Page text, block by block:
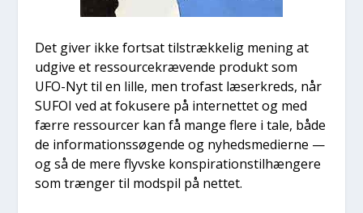
Det giver ikke fort­sat til­stræk­ke­lig mening at
udgi­ve et res­sour­ce­kræ­ven­de pro­dukt som
UFO-Nyt til en lil­le, men tro­fast læser­kreds, når
SUFOI ved at foku­se­re på inter­net­tet og med
fær­re res­sour­cer kan få man­ge fle­re i tale, både
de infor­ma­tions­sø­gen­de og nyheds­me­di­er­ne —
og så de mere flyv­ske kon­spira­tion­s­til­hæn­ge­re
som træn­ger til mod­spil på net­tet.